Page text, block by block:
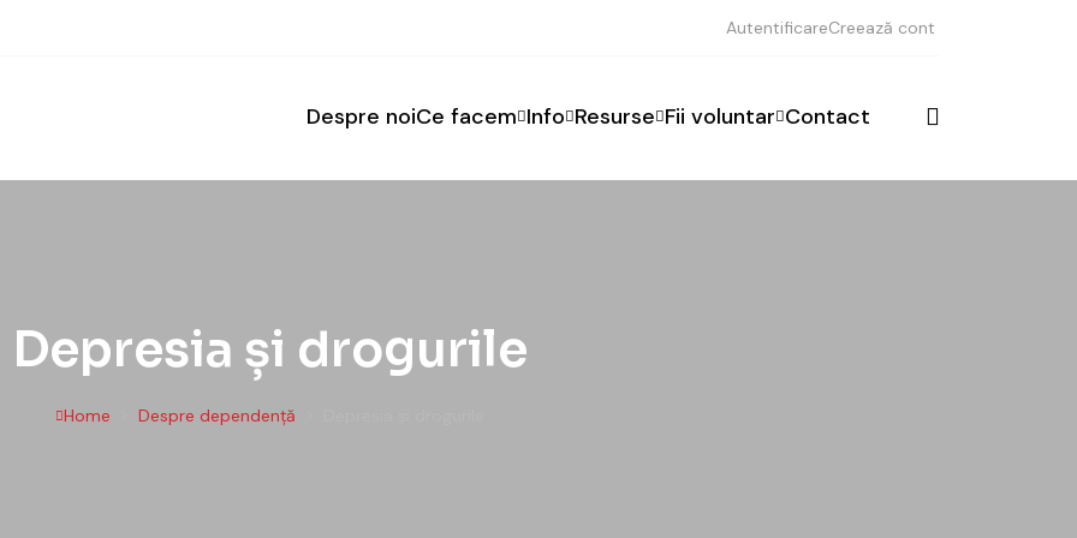
AutentificareCreează cont
Despre noiCe facem Info Resurse Fii voluntar Contact
Depresia și drogurile
Home Despre dependență